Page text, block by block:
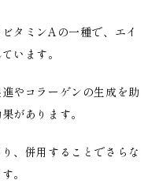
タミンAの一種で、エイ
います。
やコラーゲンの生成を助
があります。
、併用することでさらな
。